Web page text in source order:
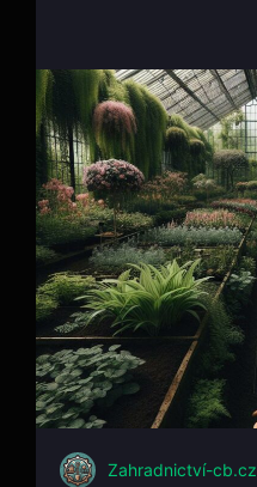
Zahradnictví-cb.cz